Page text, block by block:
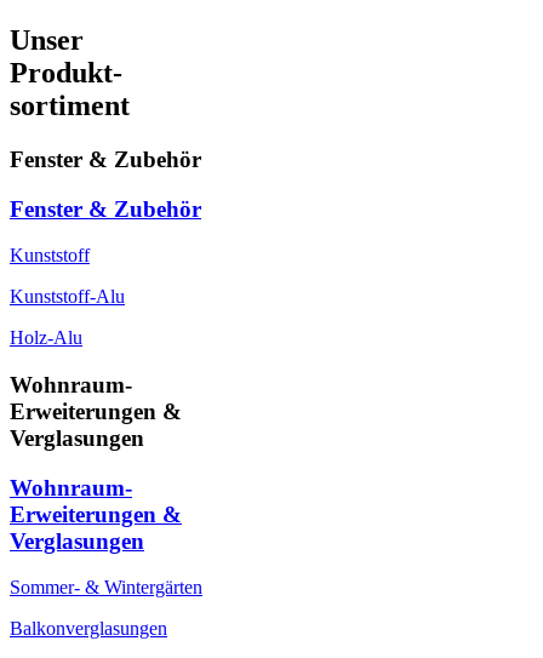
Unser
Produkt-
sortiment
Fenster & Zubehör
Fenster & Zubehör
Kunststoff
Kunststoff-Alu
Holz-Alu
Wohnraum-
Erweiterungen &
Verglasungen
Wohnraum-
Erweiterungen &
Verglasungen
Sommer- & Wintergärten
Balkonverglasungen